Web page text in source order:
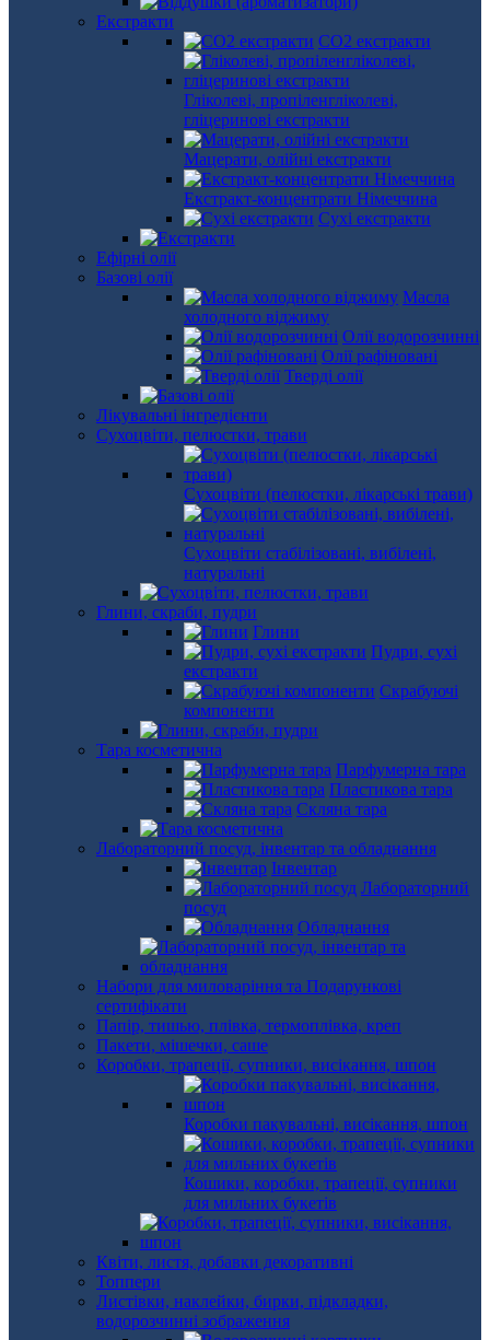
Екстракти
СО2 екстракти
Гліколеві, пропіленгліколеві,
гліцеринові екстракти
Мацерати, олійні екстракти
Екстракт-концентрати Німеччина
Сухі екстракти
Ефірні олії
Базові олії
Масла
холодного віджиму
Олії водорозчинні
Олії рафіновані
Тверді олії
Лікувальні інгредієнти
Сухоцвіти, пелюстки, трави
Сухоцвіти (пелюстки, лікарські трави)
Сухоцвіти стабілізовані, вибілені,
натуральні
Глини, скраби, пудри
Глини
Пудри, сухі
екстракти
Скрабуючі
компоненти
Тара косметична
Парфумерна тара
Пластикова тара
Скляна тара
Лабораторний посуд, інвентар та обладнання
Інвентар
Лабораторний
посуд
Обладнання
Набори для миловаріння та Подарункові
сертифікати
Папір, тишью, плівка, термоплівка, креп
Пакети, мішечки, саше
Коробки, трапеції, супники, висікання, шпон
Коробки пакувальні, висікання, шпон
Кошики, коробки, трапеції, супники
для мильних букетів
Квіти, листя, добавки декоративні
Топпери
Листівки, наклейки, бирки, підкладки,
водорозчинні зображення